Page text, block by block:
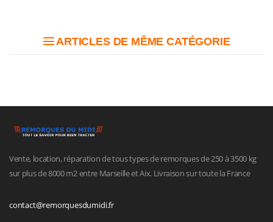
ARTICLES DE MÊME CATÉGORIE
Vente, location, réparation de tous types de remorques de 250 à 3500 kg
sur plus de 8000 m2 entre Marseille et Aix. Livraison sur toute la France
contact@remorquesdumidi.fr